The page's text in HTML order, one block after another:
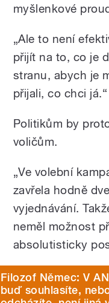
myšlenkové
„Ale to není
přijít na to, co je
stranu, abych je
přijali, co chci já.“
Politikům by
voličům.
„Ve volební
zavřela hodně
vyjednávání.
neměl možnost
absolutisticky
Filozof Němec: V
buď souhlasíte,